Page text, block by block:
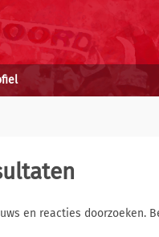
en reacties doorzoeken.